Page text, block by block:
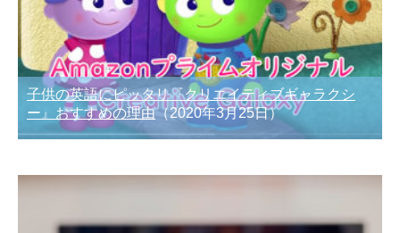
子供の英語にピッタリ『クリエイティブギャラクシ
ー』おすすめの理由（2020年3月25日）